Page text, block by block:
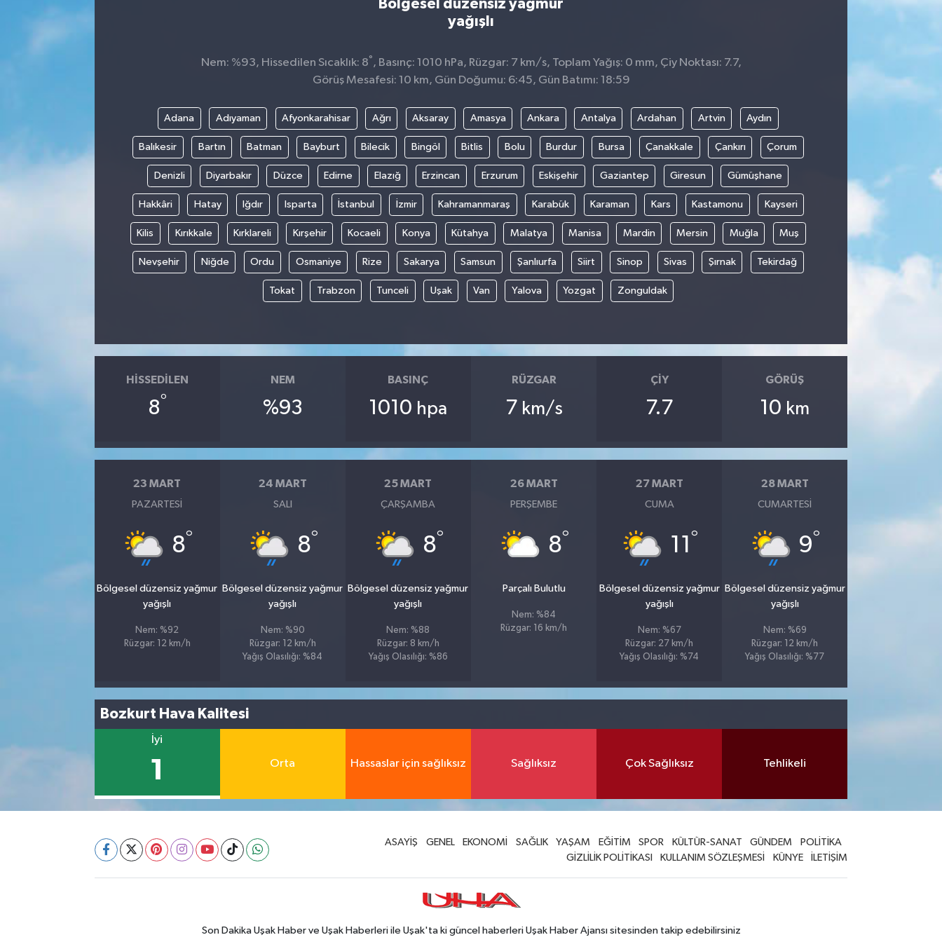
Bölgesel düzensiz yağmur
yağışlı
Nem: %93, Hissedilen Sıcaklık: 8° , Basınç: 1010 hPa, Rüzgar: 7 km/s, Toplam Yağış: 0 mm, Çiy Noktası: 7.7,
Görüş Mesafesi: 10 km, Gün Doğumu: 6:45, Gün Batımı: 18:59
Adana Adıyaman Afyonkarahisar Ağrı Aksaray Amasya Ankara Antalya Ardahan Artvin Aydın
Balıkesir Bartın Batman Bayburt Bilecik Bingöl Bitlis Bolu Burdur Bursa Çanakkale Çankırı Çorum
Denizli Diyarbakır Düzce Edirne Elazığ Erzincan Erzurum Eskişehir Gaziantep Giresun Gümüşhane
Hakkâri Hatay Iğdır Isparta İstanbul İzmir Kahramanmaraş Karabük Karaman Kars Kastamonu Kayseri
Kilis Kırıkkale Kırklareli Kırşehir Kocaeli Konya Kütahya Malatya Manisa Mardin Mersin Muğla Muş
Nevşehir Niğde Ordu Osmaniye Rize Sakarya Samsun Şanlıurfa Siirt Sinop Sivas Şırnak Tekirdağ
Tokat Trabzon Tunceli Uşak Van Yalova Yozgat Zonguldak
HISSEDILEN
8°
NEM
%93
BASINÇ
1010 hpa
RÜZGAR
7 km/s
ÇIY
7.7
GÖRÜŞ
10 km
23 MART
PAZARTESI
8°
Bölgesel düzensiz yağmur
yağışlı
Nem: %92
Rüzgar: 12 km/h
24 MART
SALI
8°
Bölgesel düzensiz yağmur
yağışlı
Nem: %90
Rüzgar: 12 km/h
Yağış Olasılığı: %84
25 MART
ÇARŞAMBA
8°
Bölgesel düzensiz yağmur
yağışlı
Nem: %88
Rüzgar: 8 km/h
Yağış Olasılığı: %86
26 MART
PERŞEMBE
8°
Parçalı Bulutlu
Nem: %84
Rüzgar: 16 km/h
27 MART
CUMA
11 °
Bölgesel düzensiz yağmur
yağışlı
Nem: %67
Rüzgar: 27 km/h
Yağış Olasılığı: %74
28 MART
CUMARTESI
9°
Bölgesel düzensiz yağmur
yağışlı
Nem: %69
Rüzgar: 12 km/h
Yağış Olasılığı: %77
Bozkurt Hava Kalitesi
İyi
1 Orta Hassaslar için sağlıksız Sağlıksız Çok Sağlıksız Tehlikeli
ASAYİŞ GENEL EKONOMİ SAĞLIK YAŞAM EĞİTİM SPOR KÜLTÜR-SANAT GÜNDEM
POLİTİKA
GİZLİLİK POLİTİKASI
KULLANIM SÖZLEŞMESİ KÜNYE İLETİŞİM
Son Dakika Uşak Haber ve Uşak Haberleri ile Uşak'ta ki güncel haberleri Uşak Haber Ajansı sitesinden takip edebilirsiniz
KAMPANYALAR